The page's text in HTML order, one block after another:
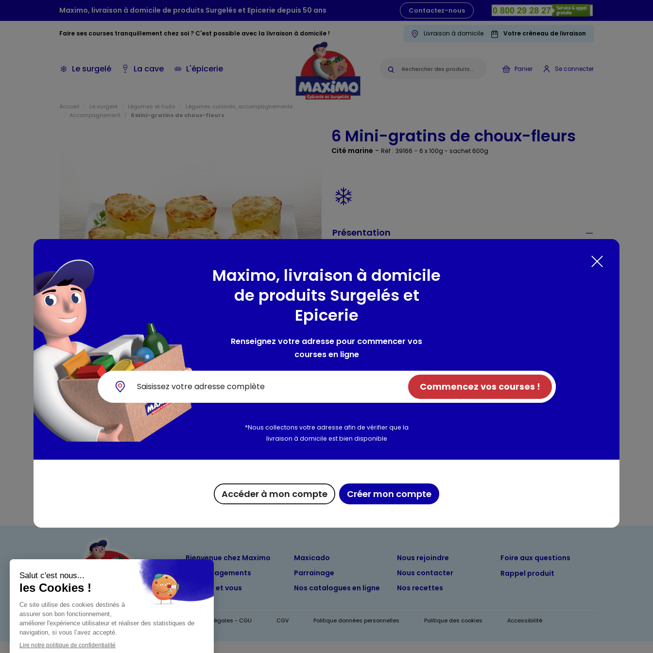
Maximo, livraison à domicile de produits Surgelés et Epicerie depuis 50 ans Contactez-nous
Faire ses courses tranquillement chez soi ? C'est possible avec la livraison à domicile ! Livraison à domicile Votre créneau de livraison
Le surgelé La cave L'épicerie Panier Se connecter
Accueil Le surgelé Légumes et fruits
Légumes cuisinés, accompagnements
Accompagnement
6 Mini-gratins de choux-fleurs
6 Mini-gratins de choux-fleurs
Cité marine - Réf : 39166 - 6 x 100g - sachet 600g
Présentation
6 part
Composition / Ingrédients / Allergènes
Ingrédients : Choux-fleurs 59%, eau, CRÈME 8%, jaune d'OEUF, EMMENTAL 5%,
modifiée de pomme de terre et amidon modifié de manioc, LACTOSE, sel,
LAIT écrémé en poudre, épices), fécule de pomme de terre, blanc d'OEUF
de céleri, gluten, poissons, soja.
Valeurs nutritionnelles
Bienvenue chez Maximo
Nos engagements
Maximo et vous
Maxicado
Parrainage
Nos catalogues en ligne
Nous rejoindre
Nous contacter
Nos recettes
Foire aux questions
Rappel produit
Mentions légales - CGU CGV Politique données personnelles Politique des cookies Accessibilité
Maximo, livraison à domicile
de produits Surgelés et
Epicerie
Renseignez votre adresse pour commencer vos
courses en ligne
Commencez vos courses !
*Nous collectons votre adresse afin de vérifier que la
livraison à domicile est bien disponible
Accéder à mon compte Créer mon compte